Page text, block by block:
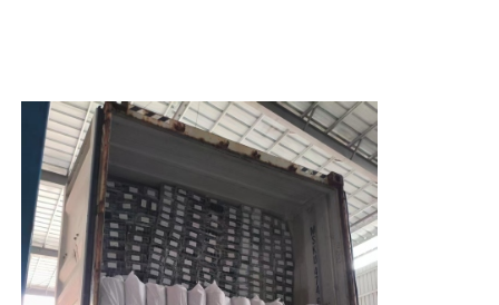
Qualitätskontrolle
Kontaktieren Sie uns
Neuigkeiten
hohen Temperaturen standhalten
und entzündet sich nicht spontan.
Seine Feuerbeständigkeit ist
besser als die von Holz- und
Kunststoff-Stahlprofilen, wodurch
es besser für öffentliche Gebäude
und die Anforderungen an die
Haussicherheit geeignet ist.